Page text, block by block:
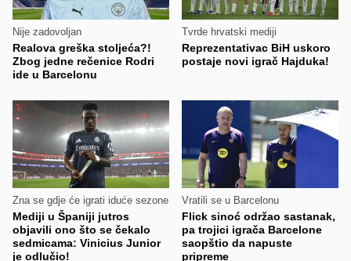
Nije zadovoljan
Realova greška stoljeća?!
Zbog jedne rečenice Rodri
ide u Barcelonu
Tvrde hrvatski mediji
Reprezentativac BiH uskoro
postaje novi igrač Hajduka!
Zna se gdje će igrati iduće sezone
Mediji u Španiji jutros
objavili ono što se čekalo
sedmicama: Vinicius Junior
je odlučio!
Vratili se u Barcelonu
Flick sinoć održao sastanak,
pa trojici igrača Barcelone
saopštio da napuste
pripreme